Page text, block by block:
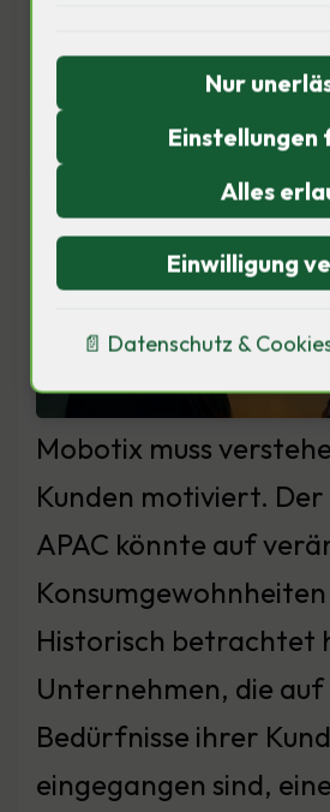
Die Psyche der
Fokus
Mobotix muss
Kunden motiviert. Der
APAC könnte auf
Historisch betrachtet
Unternehmen, die auf
Bedürfnisse ihrer
eingegangen sind,
Nur
Einstellungen
Alles
Einwilligung
📄 Datenschutz &